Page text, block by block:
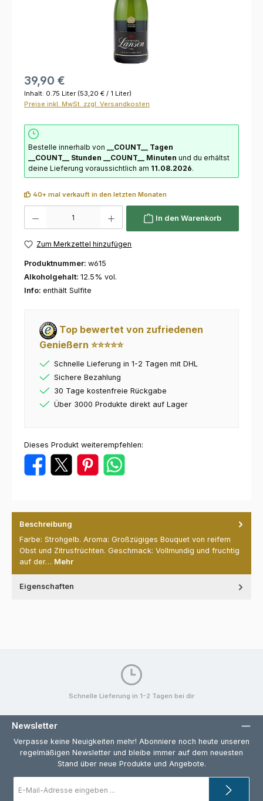
39,90 €
Inhalt: 0.75 Liter (53,20 € / 1 Liter)
Preise inkl. MwSt. zzgl. Versandkosten
Bestelle innerhalb von
__COUNT__ Tagen
__COUNT__ Stunden
__COUNT__ Minuten und du erhältst
deine Lieferung voraussichtlich am 11.08.2026.
40+ mal verkauft in den letzten Monaten
In den Warenkorb
Zum Merkzettel hinzufügen
Produktnummer: w615
Alkoholgehalt: 12.5% vol.
Info: enthält Sulfite
Top bewertet von zufriedenen
Genießern ⭐⭐⭐⭐⭐
Schnelle Lieferung in 1-2 Tagen mit DHL
Sichere Bezahlung
30 Tage kostenfreie Rückgabe
Über 3000 Produkte direkt auf Lager
Dieses Produkt weiterempfehlen:
Beschreibung
Farbe: Strohgelb. Aroma: Großzügiges Bouquet von reifem
Obst und Zitrusfrüchten. Geschmack: Vollmundig und fruchtig
auf der… Mehr
Eigenschaften
Schnelle Lieferung in 1-2 Tagen bei dir
Newsletter
Verpasse keine Neuigkeiten mehr! Abonniere noch heute unseren
regelmäßigen Newsletter und bleibe immer auf dem neuesten
Stand über neue Produkte und Angebote.
Mail-